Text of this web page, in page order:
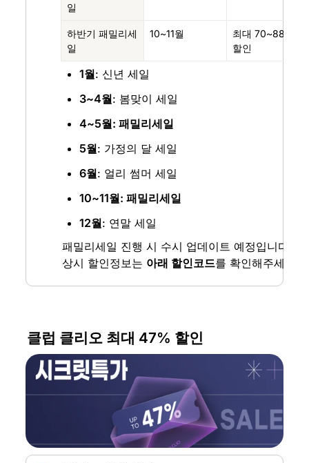
일
하반기 패밀리세
일
10~11월
최대 70~88%
할인
1월: 신년 세일
3~4월: 봄맞이 세일
4~5월: 패밀리세일
5월: 가정의 달 세일
6월: 얼리 썸머 세일
10~11월: 패밀리세일
12월: 연말 세일
패밀리세일 진행 시 수시 업데이트 예정입니다.
상시 할인정보는 아래 할인코드를 확인해주세요.
클럽 클리오 최대 47% 할인